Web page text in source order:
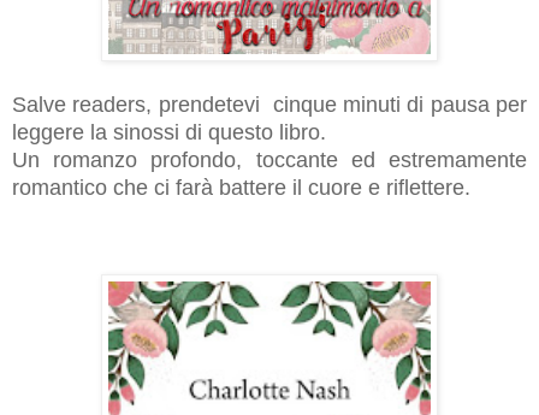
Salve readers, prendetevi cinque minuti di pausa per
leggere la sinossi di questo libro.
Un romanzo profondo, toccante ed estremamente
romantico che ci farà battere il cuore e riflettere.